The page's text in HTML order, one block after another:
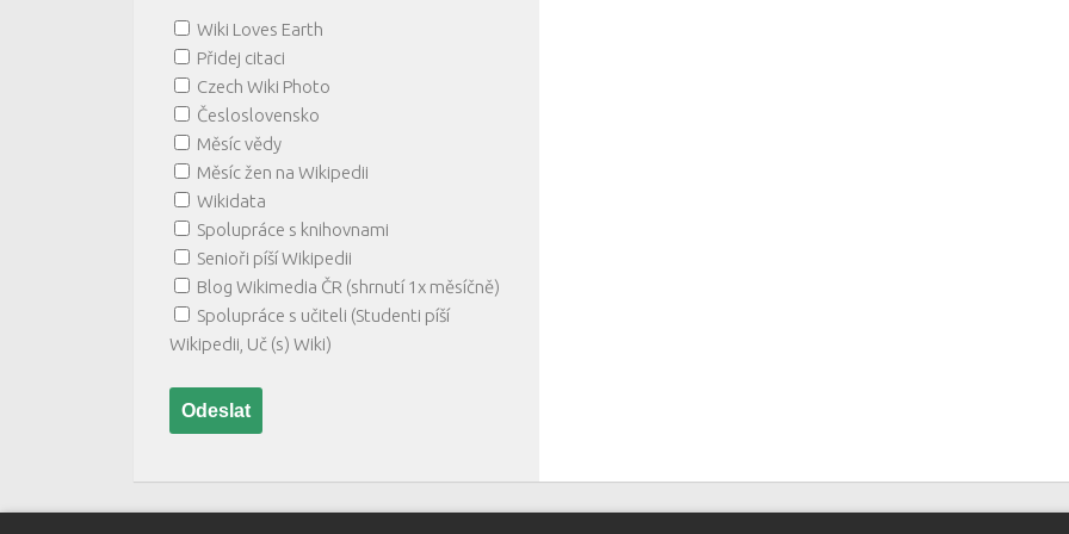
Wiki Loves Earth
Přidej citaci
Czech Wiki Photo
Česloslovensko
Měsíc vědy
Měsíc žen na Wikipedii
Wikidata
Spolupráce s knihovnami
Senioři píší Wikipedii
Blog Wikimedia ČR (shrnutí 1x měsíčně)
Spolupráce s učiteli (Studenti píší
Wikipedii, Uč (s) Wiki)